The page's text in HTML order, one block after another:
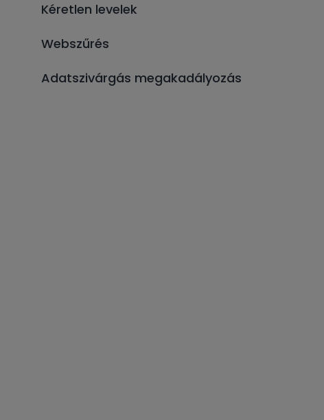
Kéretlen levelek
Webszűrés
Adatszivárgás megakadályozás